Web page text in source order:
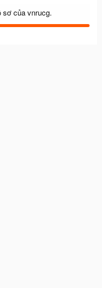
sơ của vnrucg.